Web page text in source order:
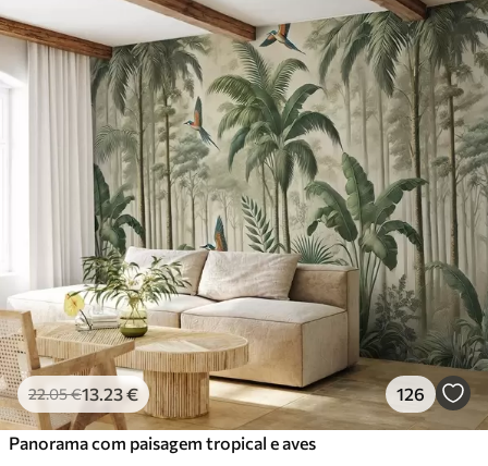
22.05€13 .23€ 126
Panorama com paisagem tropical e aves